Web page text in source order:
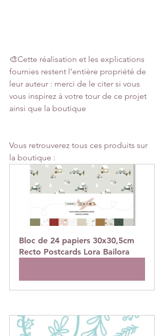
🎨Cette réalisation et les explications
fournies restent l’entière propriété de
leur auteur : merci de le citer si vous
vous inspirez à votre tour de ce projet
ainsi que la boutique
Vous retrouverez tous ces produits sur
la boutique :
Bloc de 24 papiers 30x30,5cm
Recto Postcards Lora Bailora